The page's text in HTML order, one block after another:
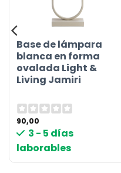
Base de lámpara
blanca en forma
ovalada Light &
Living Jamiri
90,00
3 - 5 días
laborables